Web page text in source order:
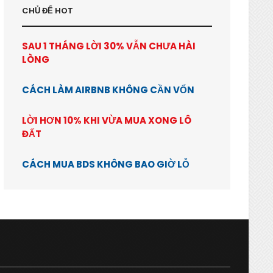
CHỦ ĐỂ HOT
SAU 1 THÁNG LỜI 30% VẪN CHƯA HÀI
LÒNG
CÁCH LÀM AIRBNB KHÔNG CẦN VỐN
LỜI HƠN 10% KHI VỪA MUA XONG LÔ
ĐẤT
CÁCH MUA BDS KHÔNG BAO GIỜ LỖ